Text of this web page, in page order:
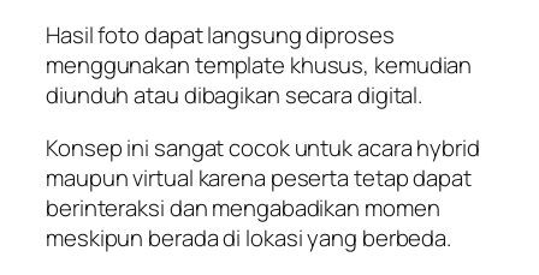
Hasil foto dapat langsung diproses
menggunakan template khusus, kemudian
diunduh atau dibagikan secara digital.
Konsep ini sangat cocok untuk acara hybrid
maupun virtual karena peserta tetap dapat
berinteraksi dan mengabadikan momen
meskipun berada di lokasi yang berbeda.